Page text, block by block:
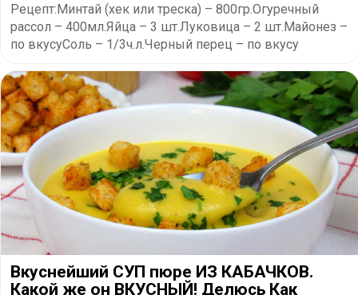
Рецепт:Минтай (хек или треска) – 800гр.Огуречный
рассол – 400мл.Яйца – 3 шт.Луковица – 2 шт.Майонез –
по вкусуСоль – 1/3ч.л.Черный перец – по вкусу
Вкуснейший СУП пюре ИЗ КАБАЧКОВ.
Какой же он ВКУСНЫЙ! Делюсь Как